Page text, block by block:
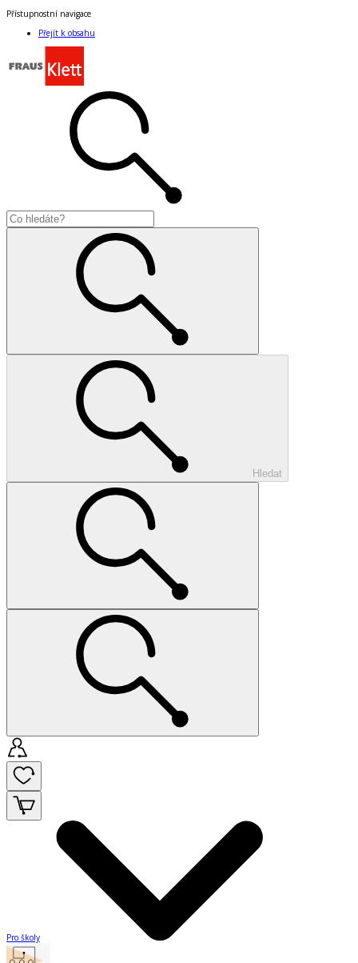
Přístupnostní navigace
Přejít k obsahu
Hledat
Pro školy